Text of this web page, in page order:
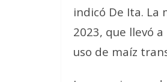
indicó De Ita. La
2023, que llevó
uso de maíz